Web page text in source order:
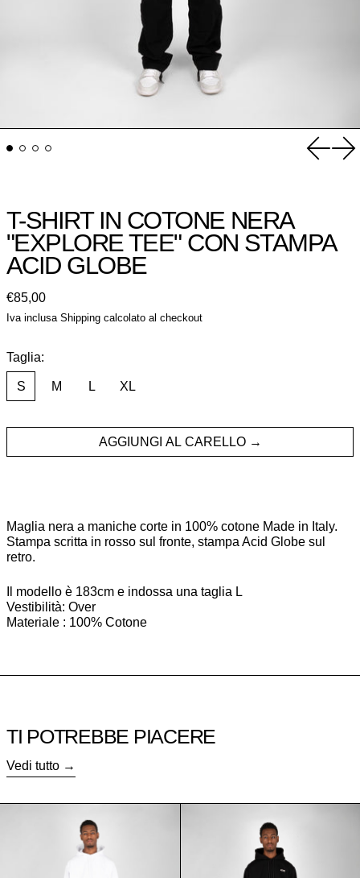
Slide
T-SHIRT IN COTONE NERA
"EXPLORE TEE" CON STAMPA
ACID GLOBE
Prezzo normale
€85,00
Iva inclusa Shipping calcolato al checkout
Taglia:
S M L XL
AGGIUNGI AL CARELLO
Maglia nera a maniche corte in 100% cotone Made in Italy.
Stampa scritta in rosso sul fronte, stampa Acid Globe sul
retro.
Il modello è 183cm e indossa una taglia L
Vestibilità: Over
Materiale : 100% Cotone
TI POTREBBE PIACERE
Vedi tutto